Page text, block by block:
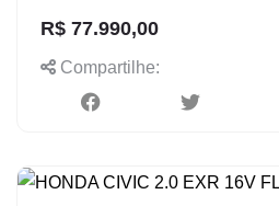
R$ 77.990,00
Compartilhe: